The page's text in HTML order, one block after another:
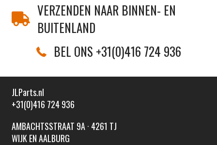
VERZENDEN NAAR BINNEN- EN
BUITENLAND
BEL ONS +31(0)416 724 936
JLParts.nl
+31(0)416 724 936
AMBACHTSSTRAAT 9A · 4261 TJ
WIJK EN AALBURG